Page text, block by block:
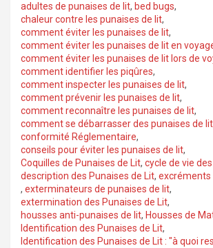
adultes de punaises de lit, bed bugs,
chaleur contre les punaises de lit,
comment éviter les punaises de lit,
comment éviter les punaises de lit en
comment éviter les punaises de lit lors de
comment identifier les piqûres,
comment inspecter les punaises de lit,
comment prévenir les punaises de lit,
comment reconnaître les punaises de lit,
comment se débarrasser des punaises de lit
conformité Réglementaire,
conseils pour éviter les punaises de lit,
Coquilles de Punaises de Lit, cycle de vie
description des Punaises de Lit, excréments
, exterminateurs de punaises de lit,
extermination des Punaises de Lit,
housses anti-punaises de lit, Housses de
Identification des Punaises de Lit,
Identification des Punaises de Lit : "à quoi